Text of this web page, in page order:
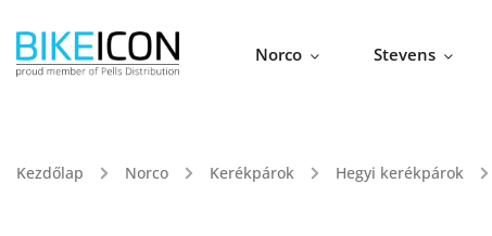
Norco Stevens
Kezdőlap / Norco / Kerékpárok / Hegyi kerékpárok /